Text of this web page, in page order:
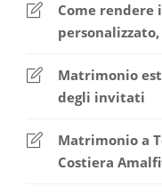
Come
Matrimonio
degli invitati
Matrimonio a
Costiera